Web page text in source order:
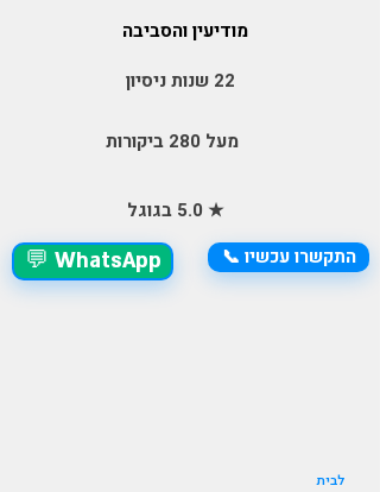
מודיעין והסביבה
22 שנות ניסיון
מעל 280 ביקורות
★ 5.0 בגוגל
💬 WhatsApp התקשרו עכשיו 📞
לבית